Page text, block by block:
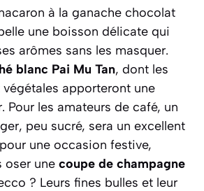
à la ganache chocolat
une boisson délicate qui
arômes sans les masquer.
blanc Pai Mu Tan, dont les
apporteront une
Pour les amateurs de café, un
peu sucré, sera un excellent
une occasion festive,
oser une coupe de champagne
? Leurs fines bulles et leur